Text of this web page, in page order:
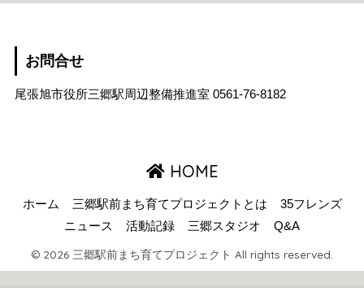
お問合せ
尾張旭市役所三郷駅周辺整備推進室 0561-76-8182
HOME
ホーム 三郷駅前まち育てプロジェクトとは
35フレンズ
ニュース
活動記録 三郷スタジオ Q&A
© 2026 三郷駅前まち育てプロジェクト All rights reserved.